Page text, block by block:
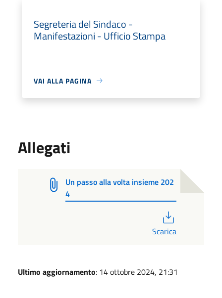
Segreteria del Sindaco -
Manifestazioni - Ufficio Stampa
VAI ALLA PAGINA
Allegati
Un passo alla volta insieme 202
4
Scarica
Ultimo aggiornamento: 14 ottobre 2024, 21:31